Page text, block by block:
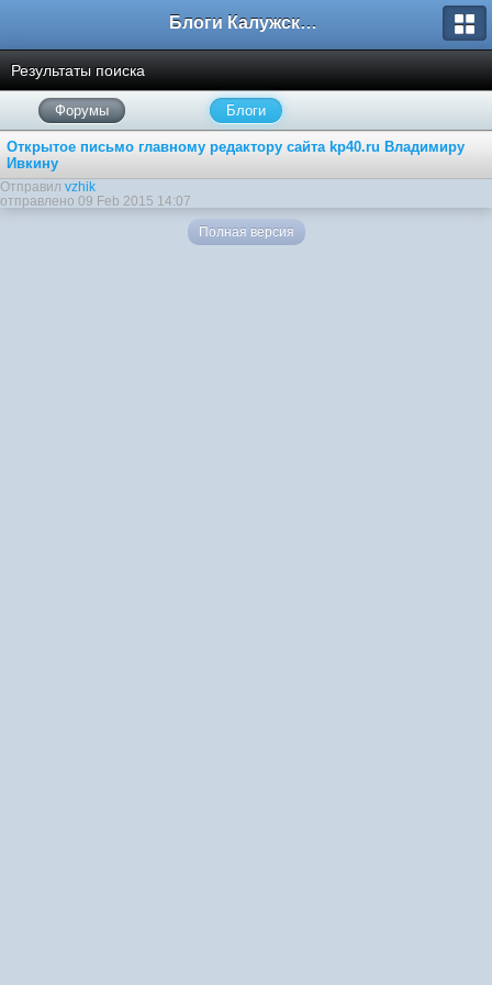
Блоги Калужского перекрестка
Результаты поиска
Форумы Блоги
Открытое письмо главному редактору сайта kp40.ru Владимиру
Ивкину
Отправил vzhik
отправлено 09 Feb 2015 14:07
Полная версия